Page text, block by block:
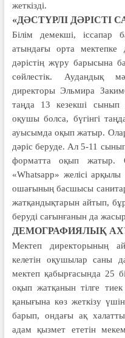
жеткізді.
«ДӘСТҮРЛІ ДӘРІСТІ
Білім демекші,
атындағы орта
дәрістің жүру барысына
сөйлестік. Аудандық
директоры Эльмира
таңда 13 кезекші
оқушы болса, бүгінгі
ауысымда оқып жатыр.
дәріс беруде. Ал 5-11
форматта оқып жатыр.
«Whatsapp» желісі
ошағының бас­шы­сы
жатқандықтарын айтып,
беру­ді сағынғанын да
ДЕМОГРАФИЯЛЫҚ
Мектеп директорының
келетін оқушы­лар саны
мектеп қабырғасында 25
оқып жатқа­нын тілге
қанығына көз жеткізу үшін
барып, ондағы ақ
адам қызмет ететін